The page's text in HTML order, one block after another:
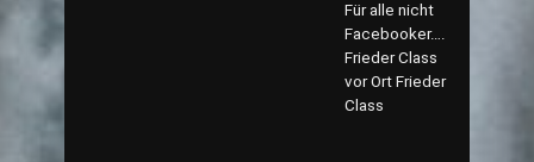
Für alle nicht
Facebooker….
Frieder Class
vor Ort Frieder
Class